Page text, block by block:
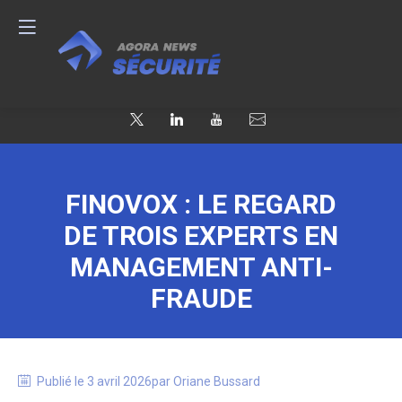
FINOVOX : LE REGARD
DE TROIS EXPERTS EN
MANAGEMENT ANTI-
FRAUDE
Publié le 3 avril 2026parOriane Bussard